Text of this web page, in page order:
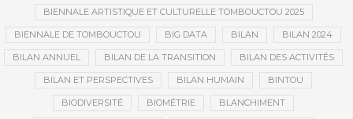
BIENNALE ARTISTIQUE ET CULTURELLE TOMBOUCTOU 2025
BIENNALE DE TOMBOUCTOU BIG DATA BILAN BILAN 2024
BILAN ANNUEL BILAN DE LA TRANSITION BILAN DES ACTIVITÉS
BILAN ET PERSPECTIVES BILAN HUMAIN BINTOU
BIODIVERSITÉ BIOMÉTRIE BLANCHIMENT